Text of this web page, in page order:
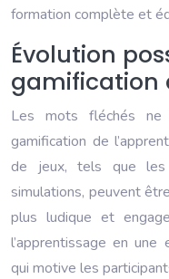
formation complète et
Évolution
gamification
Les mots fléchés ne
gamification de
de jeux, tels que
simulations, peuvent
plus ludique et
l’apprentissage en
qui motive les